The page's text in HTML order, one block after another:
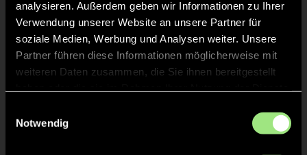
analysieren. Außerdem geben wir Informationen zu Ihrer
Verwendung unserer Website an unsere Partner für
soziale Medien, Werbung und Analysen weiter. Unsere
Partner führen diese Informationen möglicherweise mit
weiteren Daten zusammen, die Sie ihnen bereitgestellt
Notwendig
F.
K.